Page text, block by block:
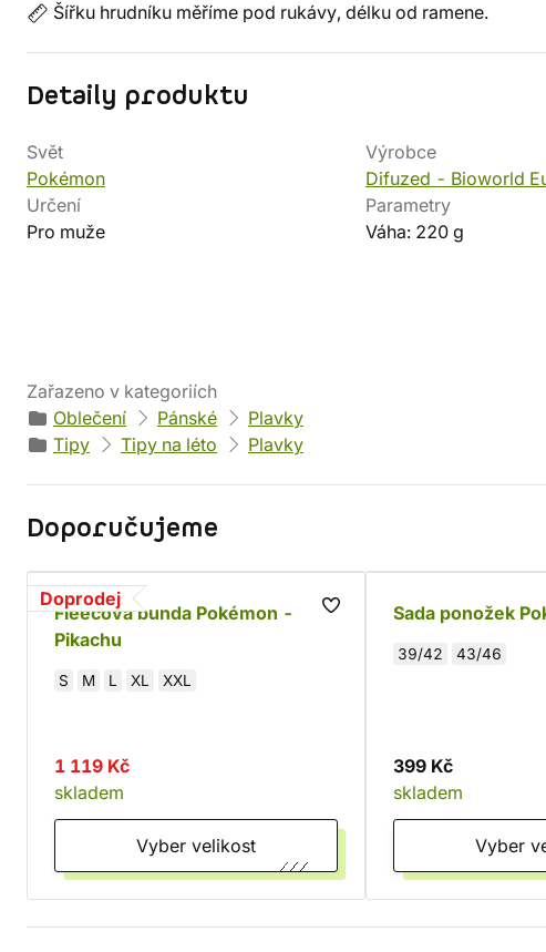
Šířku hrudníku měříme pod rukávy, délku od ramene.
Detaily produktu
Svět
Pokémon
Výrobce
Difuzed - Bioworld
Určení
Pro muže
Parametry
Váha: 220 g
Zařazeno v kategoriích
Oblečení
Pánské
Plavky
Tipy
Tipy na léto Plavky
Doporučujeme
Doprodej
Fleecová bunda Pokémon -
Pikachu
S M L XL XXL
1 119 Kč
skladem
Vyber velikost
Sada ponožek
39/42 43/46
399 Kč
skladem